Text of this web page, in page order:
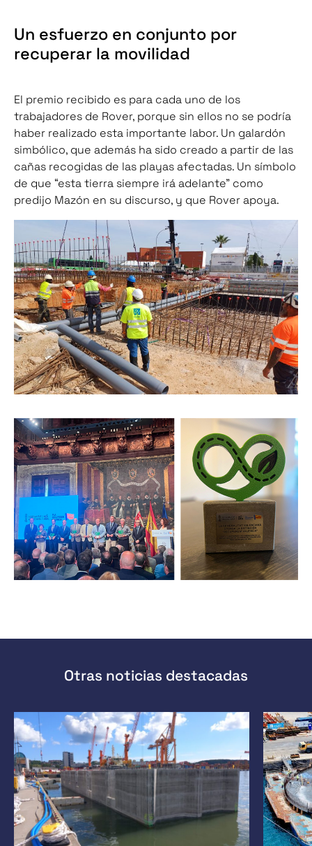
Un esfuerzo en conjunto por
recuperar la movilidad
El premio recibido es para cada uno de los
trabajadores de Rover, porque sin ellos no se podría
haber realizado esta importante labor. Un galardón
simbólico, que además ha sido creado a partir de las
cañas recogidas de las playas afectadas. Un símbolo
de que “esta tierra siempre irá adelante” como
predijo Mazón en su discurso, y que Rover apoya.
Otras noticias destacadas